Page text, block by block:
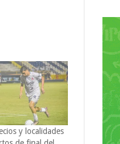
y localidades